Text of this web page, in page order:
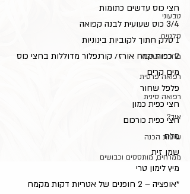
טבעוני
סלטים
מחדר הטיפול
רפואה פרסית
רפואה סינית
איך?
שיטות הכנה
ממרחים, מותססים וכבושים
חצי כוס עדשים כתומות
3/4 כוס שעועית לבנה קפואה
1 סלק חתוך לקוביות בינוניות
2 כפות קמח אורז/ קורנפלור מדוללות בחצי כוס
מים קרים
פלפל שחור
חצי כפית כמון
חצי כפית כורכום
מלח
שמן זית
מיץ לימון טרי
*אופציה – 2 חופנים של אטריות דקות מקמח